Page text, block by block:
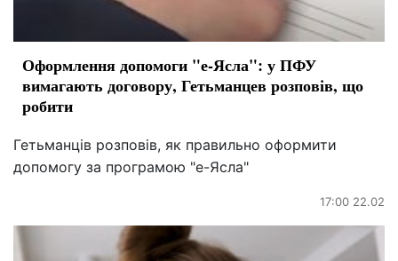
Оформлення допомоги "е-Ясла": у ПФУ
вимагають договору, Гетьманцев розповів, що
робити
Гетьманців розповів, як правильно оформити
допомогу за програмою "е-Ясла"
17:00 22.02